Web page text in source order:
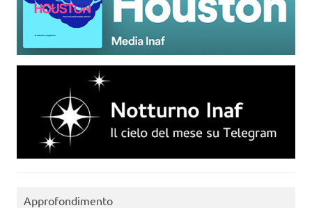
Approfondimento